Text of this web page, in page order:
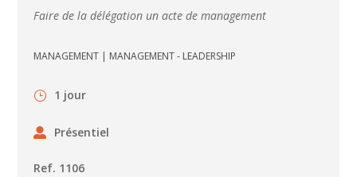
Faire de la délégation un acte de management
MANAGEMENT | MANAGEMENT - LEADERSHIP
1 jour
Présentiel
Ref. 1106